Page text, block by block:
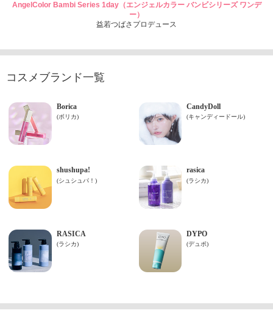
AngelColor Bambi Series 1day（エンジェルカラー バンビシリーズ ワンデ
ー）
益若つばさプロデュース
コスメブランド一覧